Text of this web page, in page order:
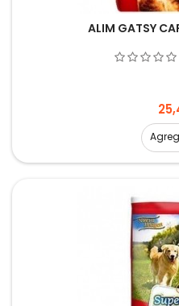
ALIM GATSY